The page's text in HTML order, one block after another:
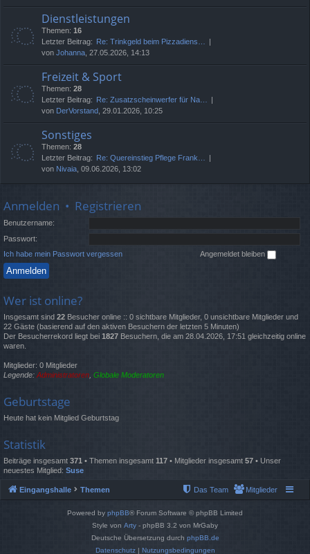
Dienstleistungen
Themen: 16
Letzter Beitrag: Re: Trinkgeld beim Pizzadiens…
von Johanna , 27.05.2026, 14:13
Freizeit & Sport
Themen: 28
Letzter Beitrag: Re: Zusatzscheinwerfer für Na…
von DerVorstand , 29.01.2026, 10:25
Sonstiges
Themen: 28
Letzter Beitrag: Re: Quereinstieg Pflege Frank…
von Nivaia , 09.06.2026, 13:02
Anmelden • Registrieren
Benutzername:
Passwort:
Ich habe mein Passwort vergessen
Angemeldet bleiben
Wer ist online?
Insgesamt sind 22 Besucher online :: 0 sichtbare Mitglieder, 0 unsichtbare Mitglieder und
22 Gäste (basierend auf den aktiven Besuchern der letzten 5 Minuten)
Der Besucherrekord liegt bei 1827 Besuchern, die am 28.04.2026, 17:51 gleichzeitig online
waren.
Mitglieder: 0 Mitglieder
Legende: Administratoren Globale Moderatoren
Geburtstage
Heute hat kein Mitglied Geburtstag
Statistik
Beiträge insgesamt 371 • Themen insgesamt 117 • Mitglieder insgesamt 57 • Unser
neuestes Mitglied: Suse
Eingangshalle Themen Mitglieder
Das Team
Powered by phpBB® Forum Software © phpBB Limited
Style von Arty - phpBB 3.2 von MrGaby
Deutsche Übersetzung durch phpBB.de
Datenschutz| Nutzungsbedingungen